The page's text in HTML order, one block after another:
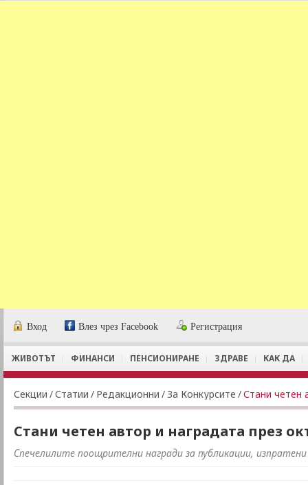
Вход Влез чрез Facebook Регистрация
ЖИВОТЪТ ФИНАНСИ ПЕНСИОНИРАНЕ ЗДРАВЕ КАК ДА
Секции /Статии / Редакционни / За Конкурсите /Стани четен
Стани четен автор и наградата през
Спечелилите поощрителни награди за публикации,